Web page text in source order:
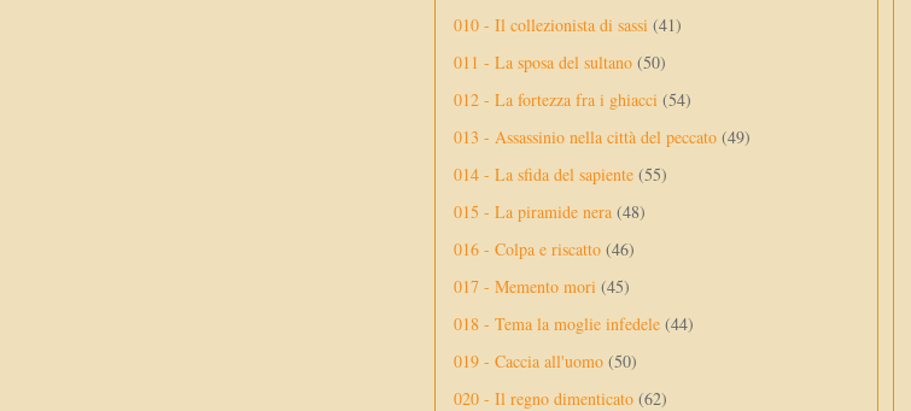
010 - Il collezionista di sassi (41)
011 - La sposa del sultano (50)
012 - La fortezza fra i ghiacci (54)
013 - Assassinio nella città del peccato (49)
014 - La sfida del sapiente (55)
015 - La piramide nera (48)
016 - Colpa e riscatto (46)
017 - Memento mori (45)
018 - Tema la moglie infedele (44)
019 - Caccia all'uomo (50)
020 - Il regno dimenticato (62)